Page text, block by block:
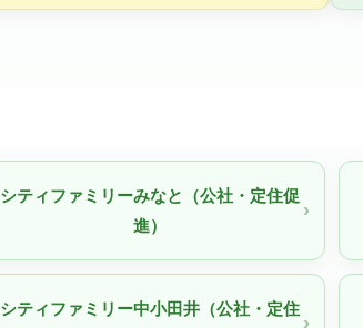
シティファミリーみなと（公社・定住促
進）
シティファミリー中小田井（公社・定住